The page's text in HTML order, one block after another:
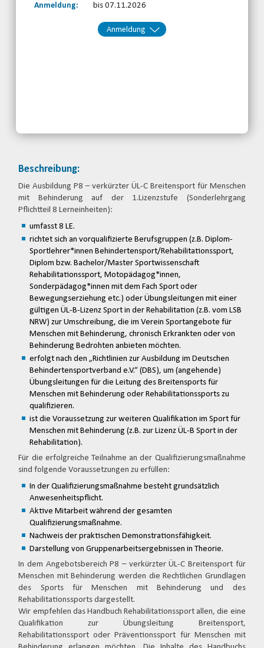
Anmeldung: bis 07.11.2026
Anmeldung
Beschreibung:
Die Ausbildung P8 – verkürzter ÜL-C Breitensport für Menschen
mit Behinderung auf der 1.Lizenzstufe (Sonderlehrgang
Pflichtteil 8 Lerneinheiten):
umfasst 8 LE.
richtet sich an vorqualifizierte Berufsgruppen (z.B. Diplom-
Sportlehrer*innen Behindertensport/Rehabilitationssport,
Diplom bzw. Bachelor/Master Sportwissenschaft
Rehabilitationssport, Motopädagog*innen,
Sonderpädagog*innen mit dem Fach Sport oder
Bewegungserziehung etc.) oder Übungsleitungen mit einer
gültigen ÜL-B-Lizenz Sport in der Rehabilitation (z.B. vom LSB
NRW) zur Umschreibung, die im Verein Sportangebote für
Menschen mit Behinderung, chronisch Erkrankten oder von
Behinderung Bedrohten anbieten möchten.
erfolgt nach den „Richtlinien zur Ausbildung im Deutschen
Behindertensportverband e.V.“ (DBS), um (angehende)
Übungsleitungen für die Leitung des Breitensports für
Menschen mit Behinderung oder Rehabilitationssports zu
qualifizieren.
ist die Voraussetzung zur weiteren Qualifikation im Sport für
Menschen mit Behinderung (z.B. zur Lizenz ÜL-B Sport in der
Rehabilitation).
Für die erfolgreiche Teilnahme an der Qualifizierungsmaßnahme
sind folgende Voraussetzungen zu erfüllen:
In der Qualifizierungsmaßnahme besteht grundsätzlich
Anwesenheitspflicht.
Aktive Mitarbeit während der gesamten
Qualifizierungsmaßnahme.
Nachweis der praktischen Demonstrationsfähigkeit.
Darstellung von Gruppenarbeitsergebnissen in Theorie.
In dem Angebotsbereich P8 – verkürzter ÜL-C Breitensport für
Menschen mit Behinderung werden die Rechtlichen Grundlagen
des Sports für Menschen mit Behinderung und des
Rehabilitationssports dargestellt.
Wir empfehlen das Handbuch Rehabilitationssport allen, die eine
Qualifikation zur Übungsleitung Breitensport,
Rehabilitationssport oder Präventionssport für Menschen mit